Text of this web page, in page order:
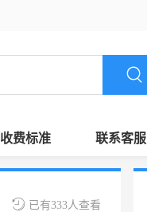
收费标准 联系客服
已有333人查看